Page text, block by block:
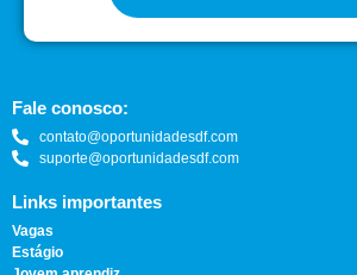
Fale conosco:
contato@oportunidadesdf.com
suporte@oportunidadesdf.com
Links importantes
Vagas
Estágio